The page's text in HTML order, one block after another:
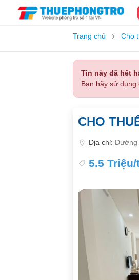
Trang chủ Cho
Tin này đã hết
Bạn hãy sử
CHO
Địa chỉ: Đường
5.5